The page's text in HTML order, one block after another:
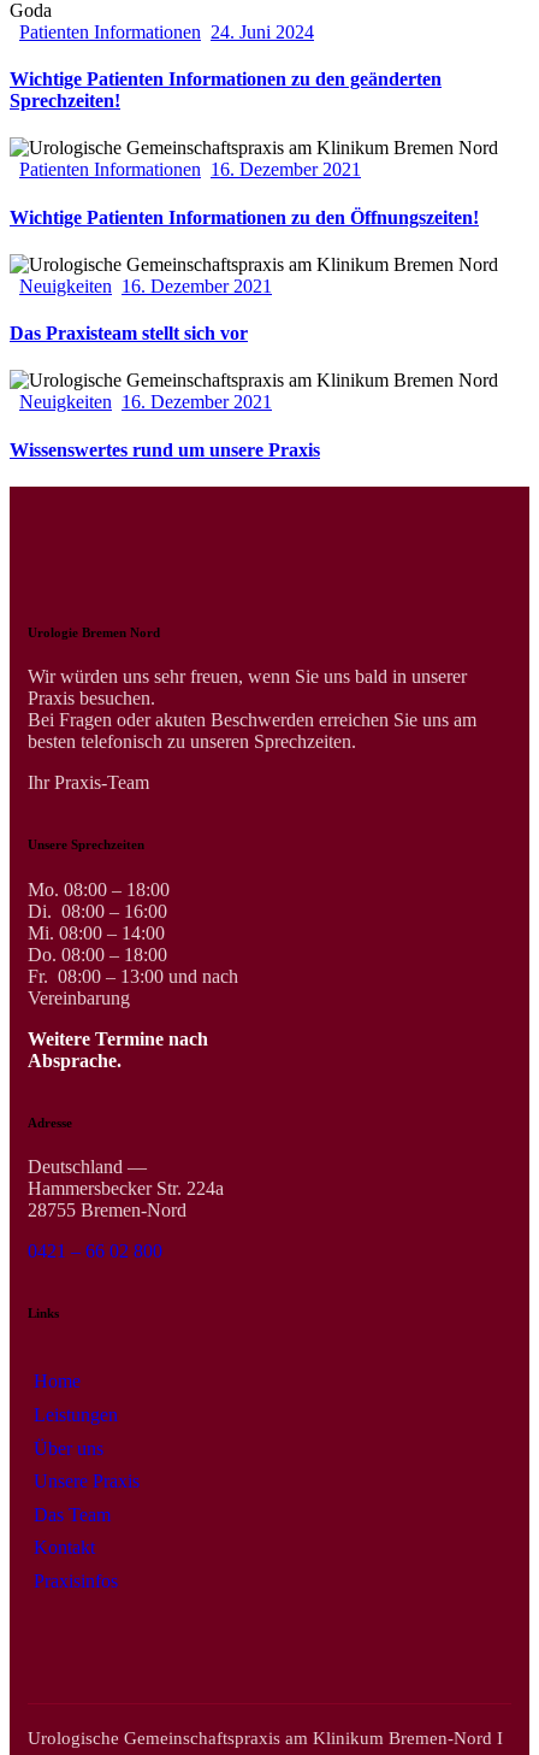
Patienten Informationen 24. Juni 2024
Wichtige Patienten Informationen zu den geänderten
Sprechzeiten!
Patienten Informationen 16. Dezember 2021
Wichtige Patienten Informationen zu den Öffnungszeiten!
Neuigkeiten 16. Dezember 2021
Das Praxisteam stellt sich vor
Neuigkeiten 16. Dezember 2021
Wissenswertes rund um unsere Praxis
Urologie Bremen Nord
Wir würden uns sehr freuen, wenn Sie uns bald in unserer
Praxis besuchen.
Bei Fragen oder akuten Beschwerden erreichen Sie uns am
besten telefonisch zu unseren Sprechzeiten.
Ihr Praxis-Team
Unsere Sprechzeiten
Mo. 08:00 – 18:00
Di. 08:00 – 16:00
Mi. 08:00 – 14:00
Do. 08:00 – 18:00
Fr. 08:00 – 13:00 und nach
Vereinbarung
Weitere Termine nach
Absprache.
Adresse
Deutschland —
Hammersbecker Str. 224a
28755 Bremen-Nord
0421 – 66 02 800
Links
Home
Leistungen
Über uns
Unsere Praxis
Das Team
Kontakt
Praxisinfos
Urologische Gemeinschaftspraxis am Klinikum Bremen-Nord I